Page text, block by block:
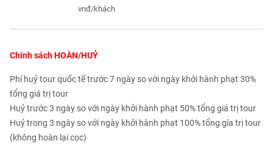
vnđ/khách
Chính sách HOÀN/HUỶ
Phí huỷ tour quốc tế trước 7 ngày so với ngày khởi hành phạt 30%
tổng giá trị tour
Huỷ trước 3 ngày so với ngày khởi hành phạt 50% tổng giá trị tour
Huỷ trong 3 ngày so với ngày khởi hành phạt 100% tổng gía trị tour
(không hoàn lại cọc)